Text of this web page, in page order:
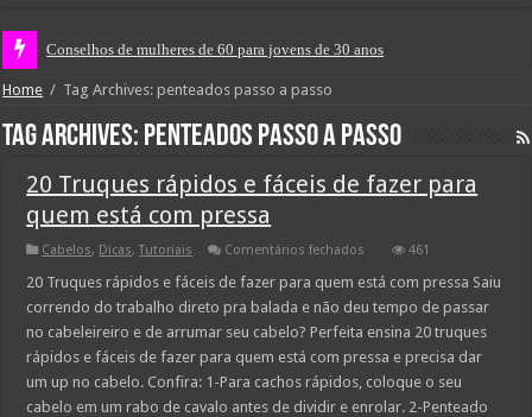
Conselhos de mulheres de 60 para jovens de 30 anos
Home / Tag Archives: penteados passo a passo
Tag Archives: penteados passo a passo
20 Truques rápidos e fáceis de fazer para
quem está com pressa
Cabelos, Dicas,Tutoriais Comentários fechados
Truques
e
fáceis
de
fazer
para
quem
está
461
20 Truques rápidos e fáceis de fazer para quem está com pressa Saiu
correndo do trabalho direto pra balada e não deu tempo de passar
no cabeleireiro e de arrumar seu cabelo? Perfeita ensina 20 truques
rápidos e fáceis de fazer para quem está com pressa e precisa dar
um up no cabelo. Confira: 1-Para cachos rápidos, coloque o seu
cabelo em um rabo de cavalo antes de dividir e enrolar. 2-Penteado